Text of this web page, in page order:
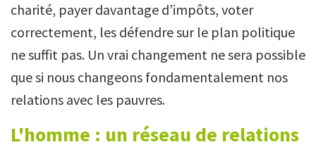
charité, payer davantage d’impôts, voter
correctement, les défendre sur le plan politique
ne suffit pas. Un vrai changement ne sera possible
que si nous changeons fondamentalement nos
relations avec les pauvres.
L'homme : un réseau de relations